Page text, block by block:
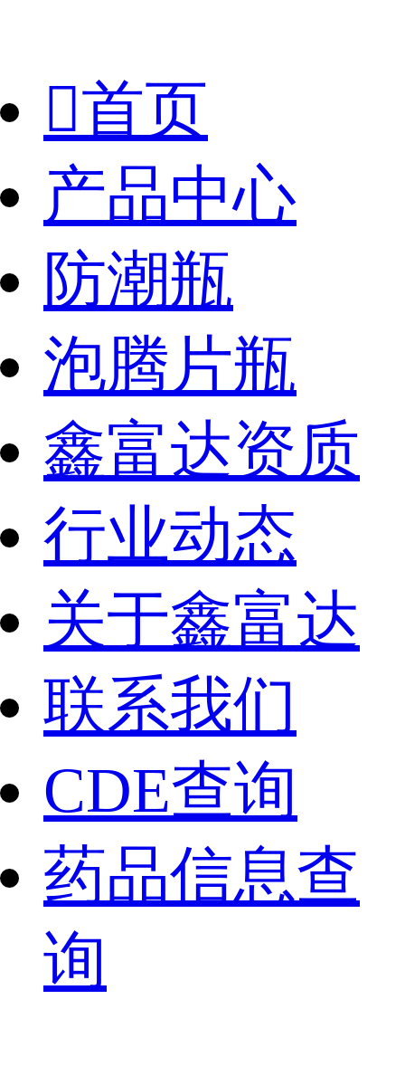
首页
产品中心
防潮瓶
泡腾片瓶
鑫富达资质
行业动态
关于鑫富达
联系我们
CDE查询
药品信息查
询